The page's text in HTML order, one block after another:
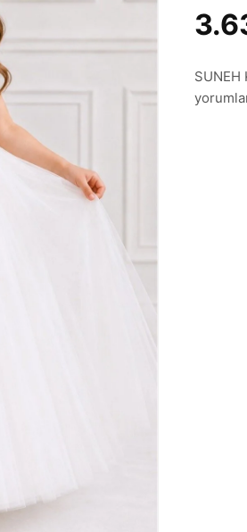
SUNEH